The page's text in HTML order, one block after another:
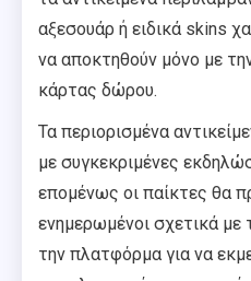
αξεσουάρ ή ειδικά skins
να αποκτηθούν μόνο με
κάρτας δώρου.
Τα περιορισμένα
με συγκεκριμένες
επομένως οι παίκτες θα
ενημερωμένοι σχετικά με
την πλατφόρμα για να